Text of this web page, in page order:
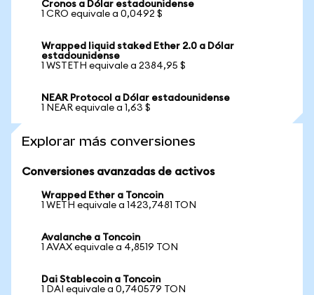
Cronos a Dólar estadounidense
1 CRO equivale a 0,0492 $
Wrapped liquid staked Ether 2.0 a Dólar
estadounidense
1 WSTETH equivale a 2384,95 $
NEAR Protocol a Dólar estadounidense
1 NEAR equivale a 1,63 $
Explorar más conversiones
Conversiones avanzadas de activos
Wrapped Ether a Toncoin
1 WETH equivale a 1423,7481 TON
Avalanche a Toncoin
1 AVAX equivale a 4,8519 TON
Dai Stablecoin a Toncoin
1 DAI equivale a 0,740579 TON